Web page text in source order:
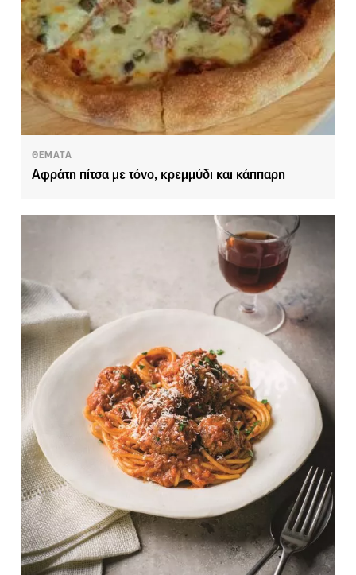
ΘΕΜΑΤΑ
Αφράτη πίτσα με τόνο, κρεμμύδι και κάππαρη